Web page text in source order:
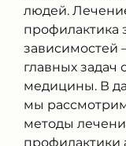
людей.
профилактика
зависимостей
главных
медицины. В
мы
методы
профилактики